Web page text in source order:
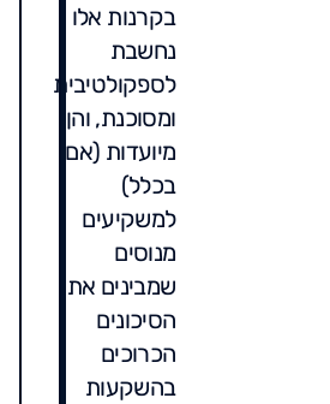
בקרנות אלו
נחשבת
לספקולטיבית
ומסוכנת, והן
מיועדות (אם
בכלל)
למשקיעים
מנוסים
שמבינים את
הסיכונים
הכרוכים
בהשקעות